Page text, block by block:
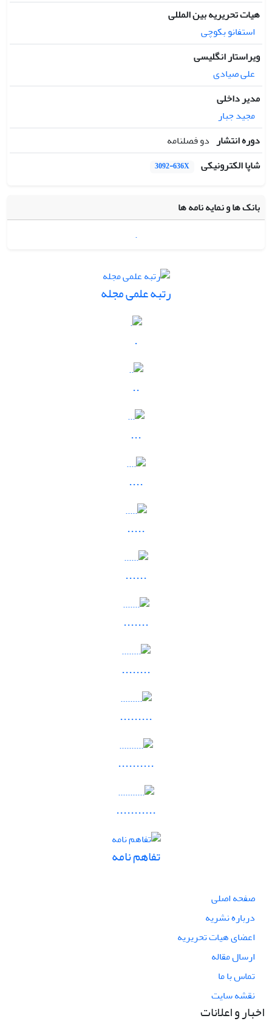
هیات تحریریه بین المللی
استفانو بکوچی
ویراستار انگلیسی
علی صیادی
مدیر داخلی
مجید جبار
دوره انتشار دو فصلنامه
شاپا الکترونیکی
3092-636X
بانک ها و نمایه نامه ها
.
رتبه علمی مجله
.
..
...
....
.....
......
.......
........
.........
..........
...........
تفاهم نامه
صفحه اصلی
درباره نشریه
اعضای هیات تحریریه
ارسال مقاله
تماس با ما
نقشه سایت
اخبار و اعلانات